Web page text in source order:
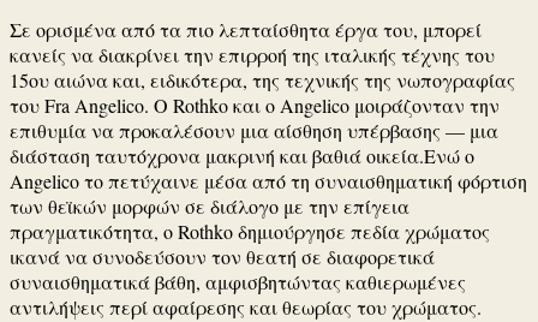
Σε ορισμένα από τα πιο λεπταίσθητα έργα του, μπορεί
κανείς να διακρίνει την επιρροή της ιταλικής τέχνης του
15ου αιώνα και, ειδικότερα, της τεχνικής της νωπογραφίας
του Fra Angelico. Ο Rothko και ο Angelico μοιράζονταν την
επιθυμία να προκαλέσουν μια αίσθηση υπέρβασης — μια
διάσταση ταυτόχρονα μακρινή και βαθιά οικεία.Ενώ ο
Angelico το πετύχαινε μέσα από τη συναισθηματική φόρτιση
των θεϊκών μορφών σε διάλογο με την επίγεια
πραγματικότητα, ο Rothko δημιούργησε πεδία χρώματος
ικανά να συνοδεύσουν τον θεατή σε διαφορετικά
συναισθηματικά βάθη, αμφισβητώντας καθιερωμένες
αντιλήψεις περί αφαίρεσης και θεωρίας του χρώματος.